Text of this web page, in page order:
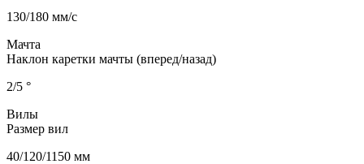
130/180 мм/с
Мачта
Наклон каретки мачты (вперед/назад)
2/5 °
Вилы
Размер вил
40/120/1150 мм